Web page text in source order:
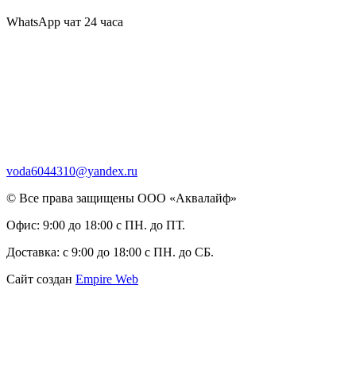
WhatsApp чат 24 часа
voda6044310@yandex.ru
© Все права защищены ООО «Аквалайф»
Офис: 9:00 до 18:00 с ПН. до ПТ.
Доставка: с 9:00 до 18:00 с ПН. до СБ.
Сайт создан Empire Web